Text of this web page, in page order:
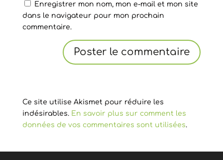
Enregistrer mon nom, mon e-mail et mon site
dans le navigateur pour mon prochain
commentaire.
Ce site utilise Akismet pour réduire les
indésirables. En savoir plus sur comment les
données de vos commentaires sont utilisées.